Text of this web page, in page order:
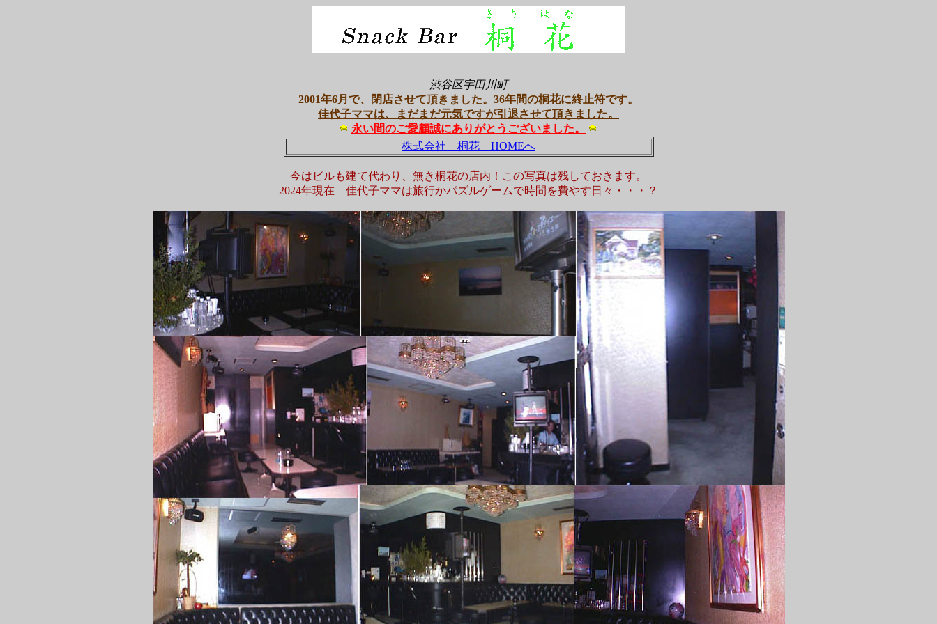
渋谷区宇田川町
2001年6月で、閉店させて頂きました。36年間の桐花に終止符です。
佳代子ママは、まだまだ元気ですが引退させて頂きました。
永い間のご愛顧誠にありがとうございました。
株式会社 桐花 HOMEへ
今はビルも建て代わり、無き桐花の店内！この写真は残しておきます。
2024年現在 佳代子ママは旅行かパズルゲームで時間を費やす日々・・・？